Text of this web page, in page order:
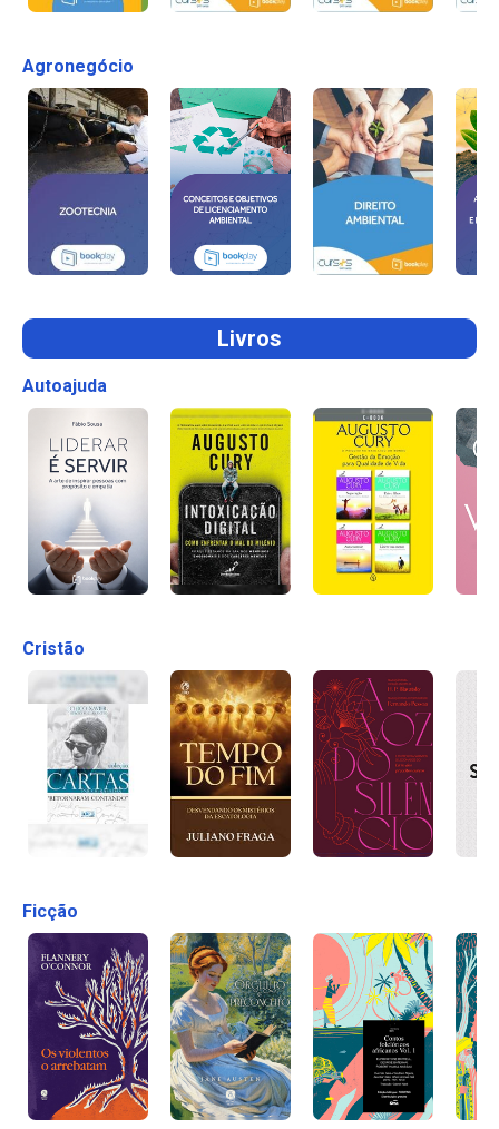
Agronegócio
Livros
Autoajuda
Cristão
Ficção